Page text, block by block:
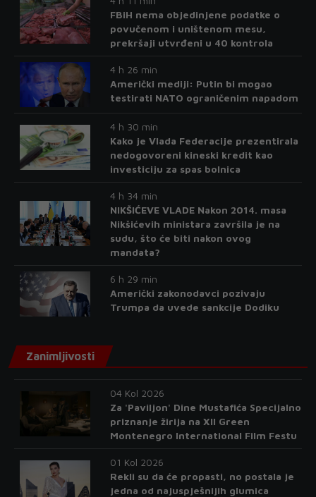
FBiH nema objedinjene podatke o
povučenom i uništenom mesu,
prekršaji utvrđeni u 40 kontrola
4 h 26 min
Američki mediji: Putin bi mogao
testirati NATO ograničenim napadom
4 h 30 min
Kako je Vlada Federacije prezentirala
nedogovoreni kineski kredit kao
investiciju za spas bolnica
4 h 34 min
NIKŠIĆEVE VLADE Nakon 2014. masa
Nikšićevih ministara završila je na
sudu, što će biti nakon ovog
mandata?
6 h 29 min
Američki zakonodavci pozivaju
Trumpa da uvede sankcije Dodiku
Zanimljivosti
04 Kol 2026
Za 'Paviljon' Dine Mustafića Specijalno
priznanje žirija na XII Green
Montenegro International Film Festu
01 Kol 2026
Rekli su da će propasti, no postala je
jedna od najuspješnijih glumica